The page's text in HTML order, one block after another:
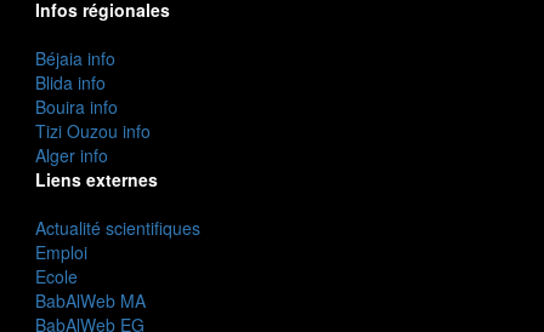
Infos régionales
Béjaia info
Blida info
Bouira info
Tizi Ouzou info
Alger info
Liens externes
Actualité scientifiques
Emploi
Ecole
BabAlWeb MA
BabAlWeb EG